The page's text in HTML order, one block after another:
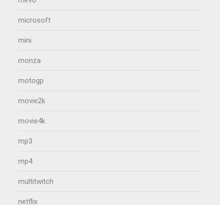
microsoft
mini
monza
motogp
movie2k
movie4k
mp3
mp4
multitwitch
netflix